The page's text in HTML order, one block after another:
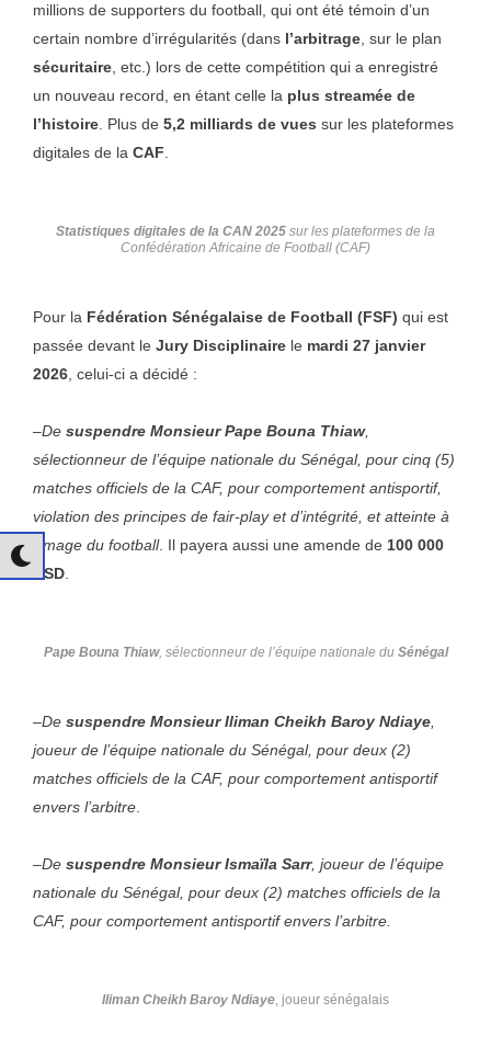
millions de supporters du football, qui ont été témoin d’un
certain nombre d’irrégularités (dans l’arbitrage, sur le plan
sécuritaire, etc.) lors de cette compétition qui a enregistré
un nouveau record, en étant celle la plus streamée de
l’histoire. Plus de 5,2 milliards de vues sur les plateformes
digitales de la CAF.
Statistiques digitales de la CAN 2025 sur les plateformes de la
Confédération Africaine de Football (CAF)
Pour la Fédération Sénégalaise de Football (FSF) qui est
passée devant le Jury Disciplinaire le mardi 27 janvier
2026, celui-ci a décidé :
–De suspendre Monsieur Pape Bouna Thiaw,
sélectionneur de l’équipe nationale du Sénégal, pour cinq (5)
matches officiels de la CAF, pour comportement antisportif,
violation des principes de fair-play et d’intégrité, et atteinte à
l’image du football. Il payera aussi une amende de 100 000
USD.
Pape Bouna Thiaw, sélectionneur de l’équipe nationale du Sénégal
–De suspendre Monsieur Iliman Cheikh Baroy Ndiaye,
joueur de l’équipe nationale du Sénégal, pour deux (2)
matches officiels de la CAF, pour comportement antisportif
envers l’arbitre.
–De suspendre Monsieur Ismaïla Sarr, joueur de l’équipe
nationale du Sénégal, pour deux (2) matches officiels de la
CAF, pour comportement antisportif envers l’arbitre.
Iliman Cheikh Baroy Ndiaye, joueur sénégalais